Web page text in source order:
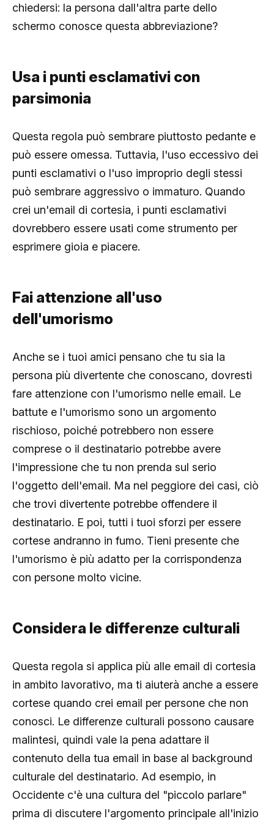
chiedersi: la persona dall'altra parte dello
schermo conosce questa abbreviazione?
Usa i punti esclamativi con
parsimonia
Questa regola può sembrare piuttosto pedante e
può essere omessa. Tuttavia, l'uso eccessivo dei
punti esclamativi o l'uso improprio degli stessi
può sembrare aggressivo o immaturo. Quando
crei un'email di cortesia, i punti esclamativi
dovrebbero essere usati come strumento per
esprimere gioia e piacere.
Fai attenzione all'uso
dell'umorismo
Anche se i tuoi amici pensano che tu sia la
persona più divertente che conoscano, dovresti
fare attenzione con l'umorismo nelle email. Le
battute e l'umorismo sono un argomento
rischioso, poiché potrebbero non essere
comprese o il destinatario potrebbe avere
l'impressione che tu non prenda sul serio
l'oggetto dell'email. Ma nel peggiore dei casi, ciò
che trovi divertente potrebbe offendere il
destinatario. E poi, tutti i tuoi sforzi per essere
cortese andranno in fumo. Tieni presente che
l'umorismo è più adatto per la corrispondenza
con persone molto vicine.
Considera le differenze culturali
Questa regola si applica più alle email di cortesia
in ambito lavorativo, ma ti aiuterà anche a essere
cortese quando crei email per persone che non
conosci. Le differenze culturali possono causare
malintesi, quindi vale la pena adattare il
contenuto della tua email in base al background
culturale del destinatario. Ad esempio, in
Occidente c'è una cultura del "piccolo parlare"
prima di discutere l'argomento principale all'inizio